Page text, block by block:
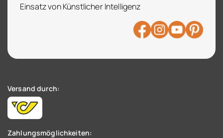
Einsatz von Künstlicher Intelligenz
Versand durch:
Zahlungsmöglichkeiten: